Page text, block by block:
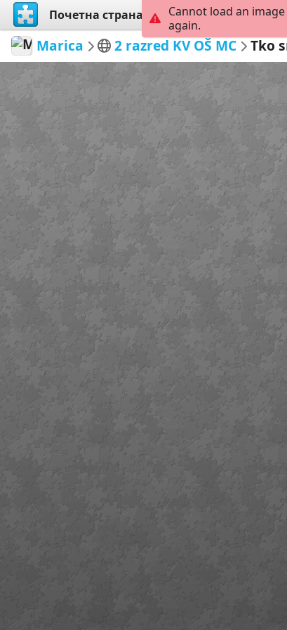
Почетна страна Истражи
Marica 2 razred KV OŠ MC Tko
Cannot load an
again.